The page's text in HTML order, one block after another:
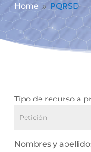
Home 9 PQRSD
Tipo de recurso a
Nombres y